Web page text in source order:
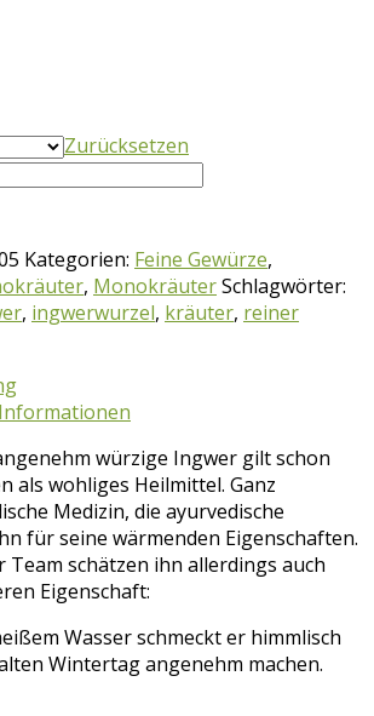
Zurücksetzen
Kategorien: Feine Gewürze,
, MonokräuterSchlagwörter:
, ingwerwurzel, kräuter, reiner
würzige Ingwer gilt schon
als wohliges Heilmittel. Ganz
Medizin, die ayurvedische
für seine wärmenden Eigenschaften.
Team schätzen ihn allerdings auch
Eigenschaft:
Wasser schmeckt er himmlisch
Wintertag angenehm machen.